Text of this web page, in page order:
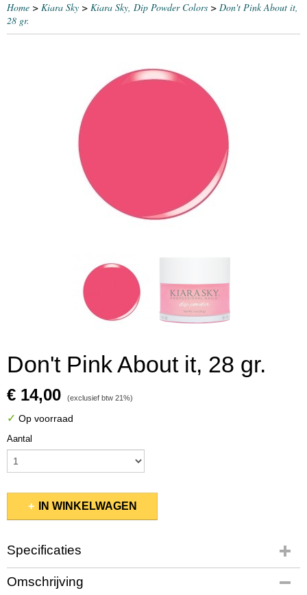
Home > Kiara Sky > Kiara Sky, Dip Powder Colors > Don't Pink About it,
28 gr.
Don't Pink About it, 28 gr.
€ 14,00 (exclusief btw 21%)
✓ Op voorraad
Aantal
IN WINKELWAGEN
Specificaties
Productcode
KSDP031
Omschrijving